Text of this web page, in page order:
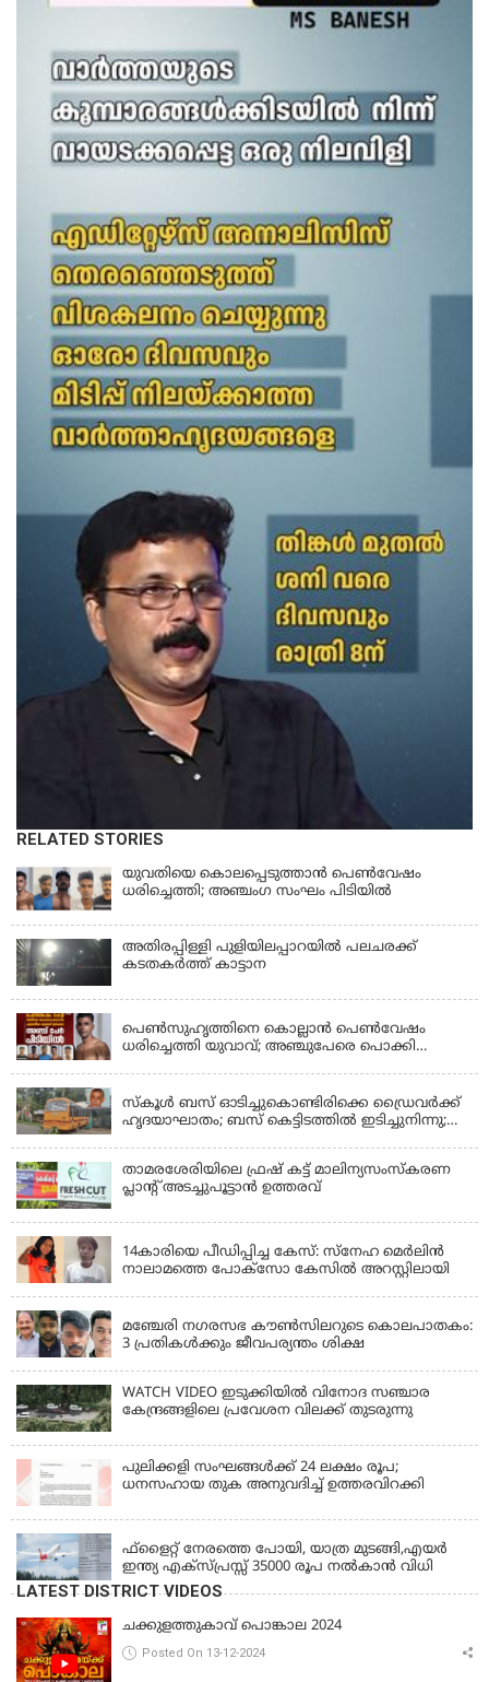
RELATED STORIES
യുവതിയെ കൊലപ്പെടുത്താൻ പെൺവേഷം
ധരിച്ചെത്തി; അഞ്ചംഗ സംഘം പിടിയിൽ
അതിരപ്പിള്ളി പുളിയിലപ്പാറയിൽ പലചരക്ക്
കടതകർത്ത് കാട്ടാന
പെണ്‍സുഹൃത്തിനെ കൊല്ലാന്‍ പെണ്‍വേഷം
ധരിച്ചെത്തി യുവാവ്; അഞ്ചുപേരെ പൊക്കി
സ്കൂൾ ബസ് ഓടിച്ചുകൊണ്ടിരിക്കെ ഡ്രൈവർക്ക്
ഹൃദയാഘാതം; ബസ് കെട്ടിടത്തിൽ ഇടിച്ചുനിന്നു;
താമരശേരിയിലെ ഫ്രഷ് കട്ട് മാലിന്യസംസ്കരണ
പ്ലാന്റ് അടച്ചുപൂട്ടാൻ ഉത്തരവ്
14കാരിയെ പീഡിപ്പിച്ച കേസ്: സ്നേഹ മെർലിൻ
നാലാമത്തെ പോക്‌സോ കേസിൽ അറസ്റ്റിലായി
മഞ്ചേരി നഗരസഭ കൗൺസിലറുടെ കൊലപാതകം:
3 പ്രതികൾക്കും ജീവപര്യന്തം ശിക്ഷ
WATCH VIDEO ഇടുക്കിയിൽ വിനോദ സഞ്ചാര
കേന്ദ്രങ്ങളിലെ പ്രവേശന വിലക്ക് തുടരുന്നു
പുലിക്കളി സംഘങ്ങള്‍ക്ക് 24 ലക്ഷം രൂപ;
ധനസഹായ തുക അനുവദിച്ച് ഉത്തരവിറക്കി
ഫ്ളൈറ്റ് നേരത്തെ പോയി, യാത്ര മുടങ്ങി,എയർ
ഇന്ത്യ എക്സ്പ്രസ്സ് 35000 രൂപ നൽകാൻ വിധി
LATEST DISTRICT VIDEOS
ചക്കുളത്തുകാവ് പൊങ്കാല 2024
Posted On 13-12-2024